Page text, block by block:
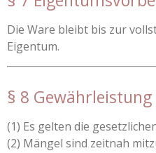
Die Ware bleibt bis zur
Eigentum.
§ 8 Gewährleistung
(1) Es gelten die
(2) Mängel sind zeitnah